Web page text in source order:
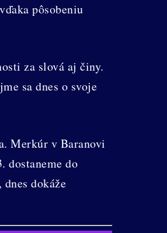
pôsobeniu
za slová aj činy.
sa dnes o svoje
Merkúr v Baranovi
dostaneme do
dokáže